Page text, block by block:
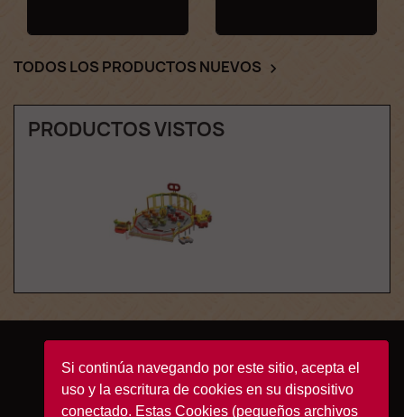
Si continúa navegando por este sitio, acepta el
uso y la escritura de cookies en su dispositivo
conectado. Estas Cookies (pequeños archivos
TODOS LOS PRODUCTOS NUEVOS 
PRODUCTOS VISTOS
FacebookYouTubeInstagram
TikTok